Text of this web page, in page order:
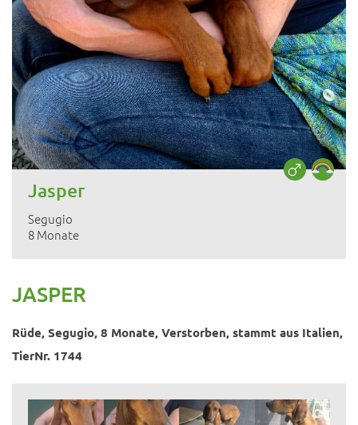
Jasper
Segugio
8 Monate
JASPER
Rüde, Segugio, 8 Monate, Verstorben, stammt aus Italien,
TierNr. 1744